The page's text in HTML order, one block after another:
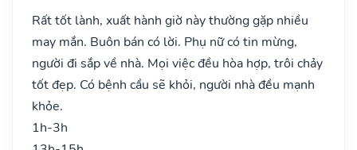
Rất tốt lành, xuất hành giờ này thường gặp nhiều
may mắn. Buôn bán có lời. Phụ nữ có tin mừng,
người đi sắp về nhà. Mọi việc đều hòa hợp, trôi chảy
tốt đẹp. Có bệnh cầu sẽ khỏi, người nhà đều mạnh
khỏe.
1h-3h